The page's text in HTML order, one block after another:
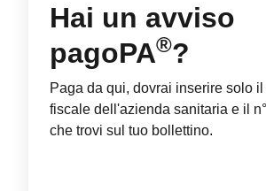
Hai un avviso
pagoPA®?
Paga da qui, dovrai inserire solo
fiscale dell'azienda sanitaria e il
che trovi sul tuo bollettino.